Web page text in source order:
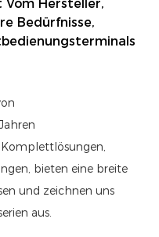
Hersteller,
Bedürfnisse,
bieten eine breite
und zeichnen uns
aus.